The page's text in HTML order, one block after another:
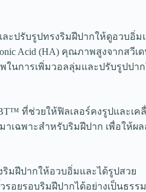
ละปรับรูปทรงริมฝีปากให้ดูอวบอิ่
Acid (HA) คุณภาพสูงจากสวีเ
นการเพิ่มวอลลุ่มและปรับรูปปา
ที่ช่วยให้ฟิลเลอร์คงรูปและเค
าเฉพาะสำหรับริมฝีปาก เพื่อให้
มฝีปากให้อวบอิ่มและได้รูปสวย
รอยรอบริมฝีปากได้อย่างเป็นธรร